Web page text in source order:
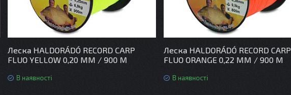
Леска HALDORÁDÓ RECORD CARP
FLUO YELLOW 0,20 MM / 900 M
В наявності
Леска HALDORÁDÓ RECORD CARP
FLUO ORANGE 0,22 MM / 900 M
В наявності